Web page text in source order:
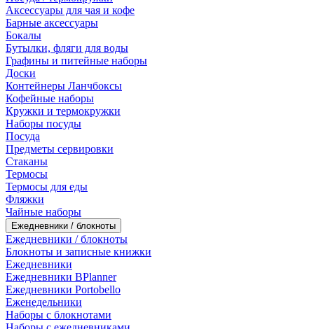
Аксессуары для чая и кофе
Барные аксессуары
Бокалы
Бутылки, фляги для воды
Графины и питейные наборы
Доски
Контейнеры Ланчбоксы
Кофейные наборы
Кружки и термокружки
Наборы посуды
Посуда
Предметы сервировки
Стаканы
Термосы
Термосы для еды
Фляжки
Чайные наборы
Ежедневники / блокноты
Ежедневники / блокноты
Блокноты и записные книжки
Ежедневники
Ежедневники BPlanner
Ежедневники Portobello
Еженедельники
Наборы с блокнотами